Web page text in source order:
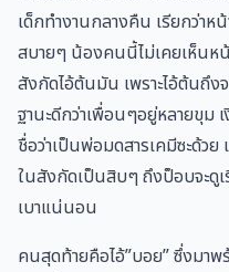
เด็กทำงานกลางคืน เรียกว่าห
สบายๆ น้องคนนี้ไม่เคยเห็นหน้
สังกัดไอ้ต้นมัน เพราะไอ้ต้นถึง
ฐานะดีกว่าเพื่อนๆอยู่หลายขุม
ชื่อว่าเป็นพ่อมดสารเคมีซะด้ว
ในสังกัดเป็นสิบๆ ถึงป็อบจะดู
เบาแน่นอน
คนสุดท้ายคือไอ้”บอย” ซึ่งมาพ